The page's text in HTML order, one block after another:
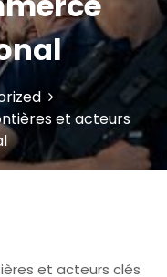
et acteurs
et acteurs clés